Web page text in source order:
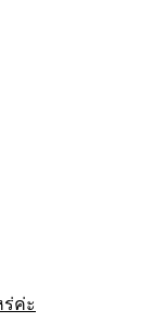
ค่ะ